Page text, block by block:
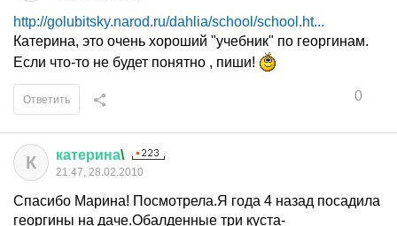
http://golubitsky.narod.ru/dahlia/school/school.ht...
Катерина, это очень хороший "учебник" по георгинам.
Если что-то не будет понятно , пиши!
0
Ответить
К катерина\
21:47, 28.02.2010
Спасибо Марина! Посмотрела.Я года 4 назад посадила
георгины на даче.Обалденные три куста-